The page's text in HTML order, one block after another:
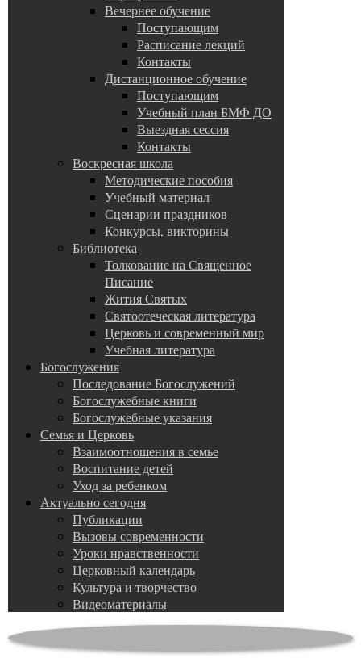
Вечернее обучение
Поступающим
Расписание лекций
Контакты
Дистанционное обучение
Поступающим
Учебный план БМФ ДО
Выездная сессия
Контакты
Воскресная школа
Методические пособия
Учебный материал
Сценарии праздников
Конкурсы, викторины
Библиотека
Толкование на Священное
Писание
Жития Святых
Святоотеческая литература
Церковь и современный мир
Учебная литература
Богослужения
Последование Богослужений
Богослужебные книги
Богослужебные указания
Семья и Церковь
Взаимоотношения в семье
Воспитание детей
Уход за ребенком
Актуально сегодня
Публикации
Вызовы современности
Уроки нравственности
Церковный календарь
Культура и творчество
Видеоматериалы